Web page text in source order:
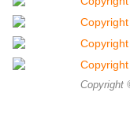
Copyright